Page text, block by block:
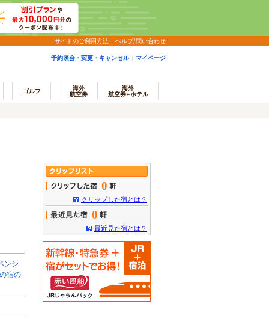
サイトのご利用方法 ヘルプ/問い合わせ
予約照会・変更・キャンセル マイページ
ゴルフ
海外
航空券
海外
航空券+ホテル
ンシ
宿の
0
クリップした宿とは？
0
最近見た宿とは？